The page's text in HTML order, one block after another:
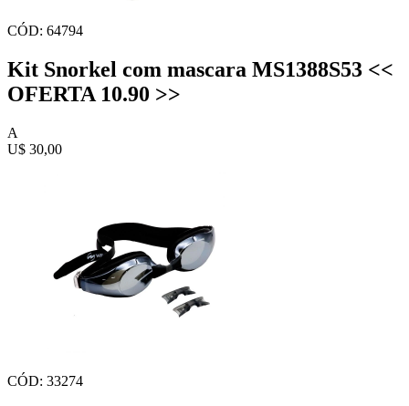
CÓD: 64794
Kit Snorkel com mascara MS1388S53 <<
OFERTA 10.90 >>
A
U$ 30,00
CÓD: 33274